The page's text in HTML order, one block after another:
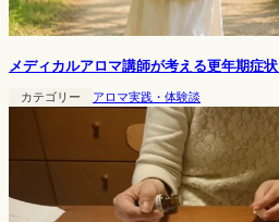
メディカルアロマ講師が考える更年期症
カテゴリー アロマ実践・体験談